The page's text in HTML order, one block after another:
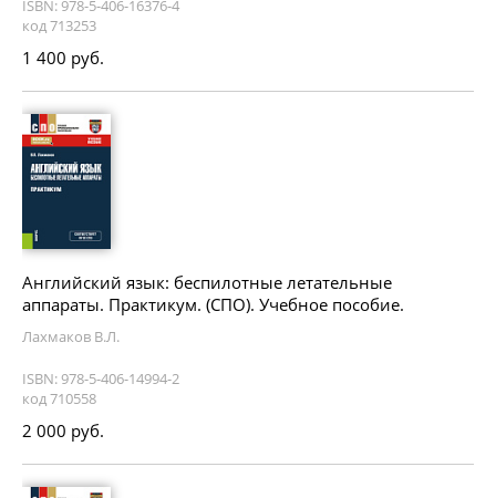
ISBN: 978-5-406-16376-4
код 713253
1 400 руб.
Английский язык: беспилотные летательные
аппараты. Практикум. (СПО). Учебное пособие.
Лахмаков В.Л.
ISBN: 978-5-406-14994-2
код 710558
2 000 руб.